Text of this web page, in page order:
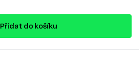
Přidat do košíku